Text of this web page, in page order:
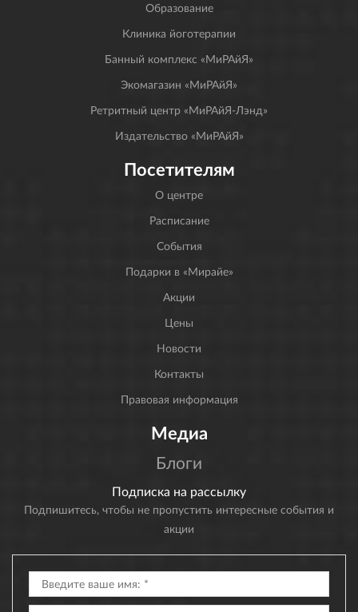
Образование
Клиника йоготерапии
Банный комплекс «МиРАйЯ»
Экомагазин «МиРАйЯ»
Ретритный центр «МиРАйЯ-Лэнд»
Издательство «МиРАйЯ»
Посетителям
О центре
Расписание
События
Подарки в «Мирайе»
Акции
Цены
Новости
Контакты
Правовая информация
Медиа
Блоги
Подписка на рассылку
Подпишитесь, чтобы не пропустить интересные события и
акции